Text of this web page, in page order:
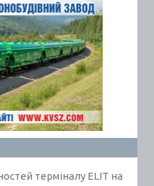
терміналу ELIT на